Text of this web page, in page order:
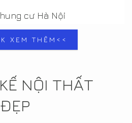
cư Ninety Complex -
Anh Báchung cư Hà Nội
XEM THÊM<<
NỘI THẤT